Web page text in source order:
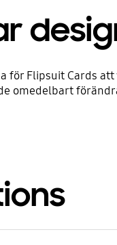
Flipsuit Cards att
omedelbart